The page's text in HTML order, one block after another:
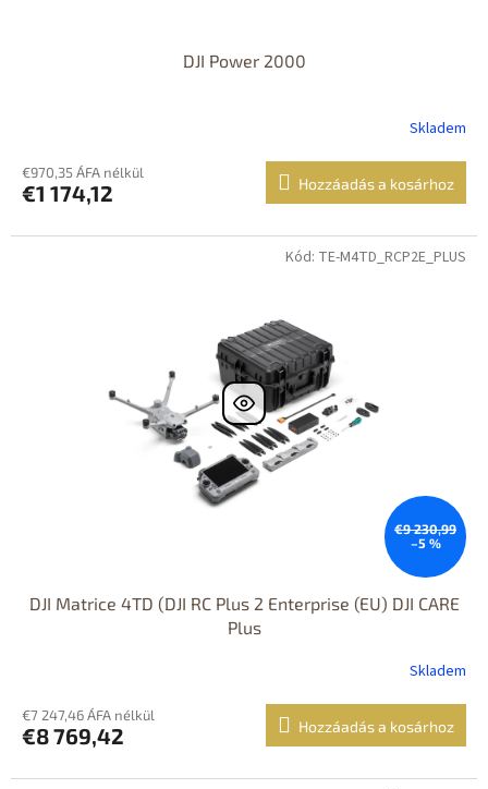
DJI Power 2000
Skladem
€970,35 ÁFA nélkül
€1 174,12 Hozzáadás a kosárhoz
€9 230,99
–5 %
DJI Matrice 4TD (DJI RC Plus 2 Enterprise (EU) DJI CARE
Plus
Skladem
€7 247,46 ÁFA nélkül
€8 769,42 Hozzáadás a kosárhoz
Kód: TE-M4TD_RCP2E_PLUS